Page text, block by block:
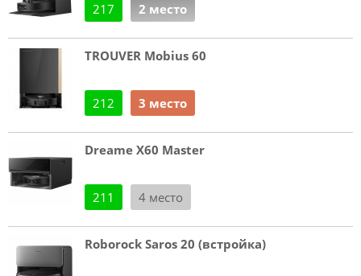
217 2 место
TROUVER Mobius 60
212 3 место
Dreame X60 Master
211 4 место
Roborock Saros 20 (встройка)